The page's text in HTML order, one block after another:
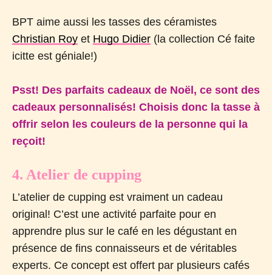
BPT aime aussi les tasses des céramistes
Christian Roy et Hugo Didier (la collection Cé faite
icitte est géniale!)
Psst! Des parfaits cadeaux de Noël, ce sont des
cadeaux personnalisés! Choisis donc la tasse à
offrir selon les couleurs de la personne qui la
reçoit!
4. Atelier de cupping
L’atelier de cupping est vraiment un cadeau
original! C’est une activité parfaite pour en
apprendre plus sur le café en les dégustant en
présence de fins connaisseurs et de véritables
experts. Ce concept est offert par plusieurs cafés